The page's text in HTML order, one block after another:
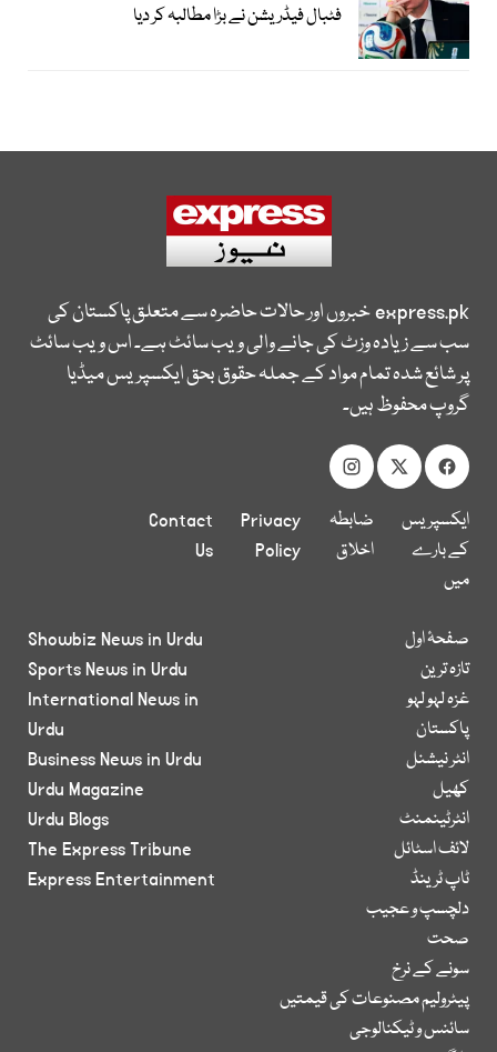
فٹبال فیڈریشن نے بڑا مطالبہ کر دیا
express.pkخبروں اور حالات حاضرہ سے متعلق پاکستان کی
سب سے زیادہ وزٹ کی جانے والی ویب سائٹ ہے۔ اس ویب سائٹ
پر شائع شدہ تمام مواد کے جملہ حقوق بحق ایکسپریس میڈیا
گروپ محفوظ ہیں۔
ایکسپریس
کے بارے
میں
ضابطہ
اخلاق
Privacy
Policy
Contact
Us
صفحۂ اول
تازہ ترین
غزہ لہو لہو
پاکستان
انٹر نیشنل
کھیل
انٹرٹینمنٹ
لائف اسٹائل
ٹاپ ٹرینڈ
دلچسپ و عجیب
صحت
سونے کے نرخ
پیٹرولیم مصنوعات کی قیمتیں
سائنس و ٹیکنالوجی
Showbiz News in Urdu
Sports News in Urdu
International News in
Urdu
Business News in Urdu
Urdu Magazine
Urdu Blogs
The Express Tribune
Express Entertainment